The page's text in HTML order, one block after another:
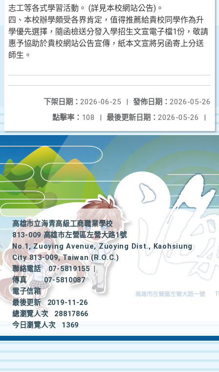
志工等各式學習活動。 (詳見本校網站公告)。
四、本校辦學頗受各界肯定，值得推薦給貴校同學作為升
學優先選擇，隨函檢送分發入學招生文宣電子檔1份，敬請
惠予協助於貴校網站公告宣傳，紙本文宣將另函寄上分送
師生。
發佈日期： 2026-05-26
下架日期： 2026-06-25
|
最後更新日期： 2026-05-26 |
點擊率： 108 |
高雄市立海青高級工商職業學校
813-009 高雄市左營區左營大路1號
No.1, Zuoying Avenue, Zuoying Dist., Kaohsiung
City 813-009, Taiwan (R.O.C.)
聯絡電話
07-5819155
|
傳真
07-5810087
電子信箱
最後更新
2019-11-26
總瀏覽人次
28817866
今日瀏覽人次
1369